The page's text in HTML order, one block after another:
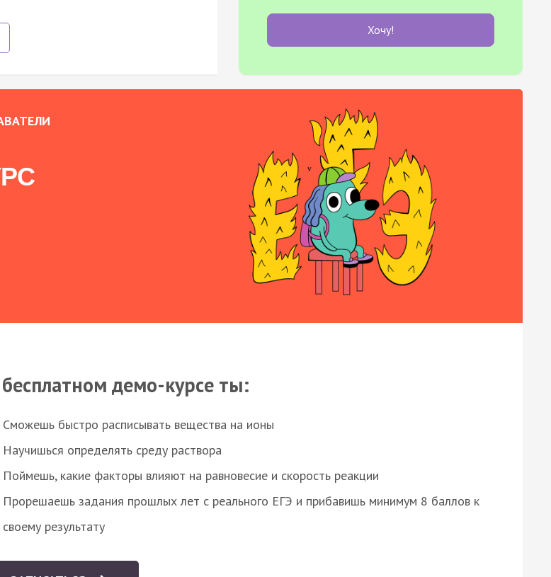
Хочу!
демо-курсе ты:
Сможешь быстро расписывать вещества на ионы
Научишься определять среду раствора
Поймешь, какие факторы влияют на равновесие и скорость реакции
Прорешаешь задания прошлых лет с реального ЕГЭ и прибавишь минимум 8 баллов к
своему результату